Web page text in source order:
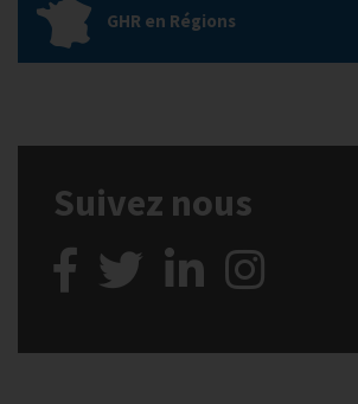
GHR en Régions
Suivez nous